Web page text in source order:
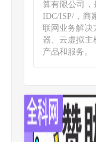
算有限公司，
IDC/ISP/，商
联网业务解决
器、云虚拟主
产品和服务。